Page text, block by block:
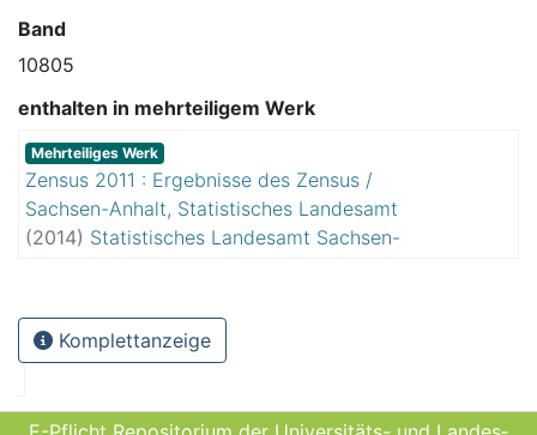
Band
10805
enthalten in mehrteiligem Werk
Mehrteiliges Werk
Zensus 2011 : Ergebnisse des Zensus /
Sachsen-Anhalt, Statistisches Landesamt
(2014) Statistisches Landesamt Sachsen-
Komplettanzeige